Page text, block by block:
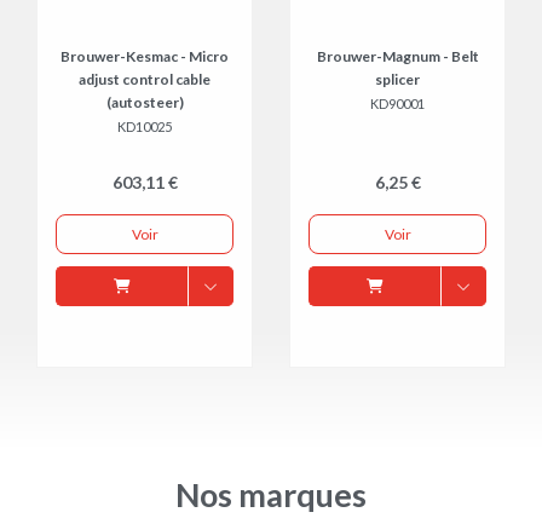
Brouwer-Kesmac - Micro
adjust control cable
(autosteer)
KD10025
603,11 €
Voir
Brouwer-Magnum - Belt
splicer
KD90001
6,25 €
Voir
Nos marques